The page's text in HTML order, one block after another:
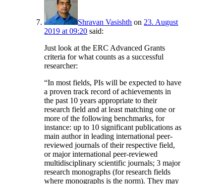
Shravan Vasishth on 23. August
2019 at 09:20 said:
Just look at the ERC Advanced Grants
criteria for what counts as a successful
researcher:
“In most fields, PIs will be expected to have
a proven track record of achievements in
the past 10 years appropriate to their
research field and at least matching one or
more of the following benchmarks, for
instance: up to 10 significant publications as
main author in leading international peer-
reviewed journals of their respective field,
or major international peer-reviewed
multidisciplinary scientific journals; 3 major
research monographs (for research fields
where monographs is the norm). They may